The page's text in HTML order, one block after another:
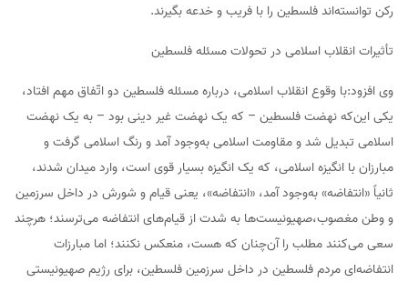
رکن توانسته‌اند فلسطین را با فریب و خدعه بگیرند.
تأثیرات انقلاب اسلامی در تحولات مسئله فلسطین
وی افزود:با وقوع انقلاب اسلامی، درباره مسئله فلسطین دو اتّفاق مهم افتاد،
یکی این‌که نهضت فلسطین – که یک نهضت غیر دینی بود – به یک نهضت
اسلامی تبدیل شد و مقاومت اسلامی به‌وجود آمد و رنگ اسلامی گرفت و
مبارزان با انگیزه اسلامی، که یک انگیزه بسیار قوی است، وارد میدان شدند،
ثانیاً «انتفاضه» به‌وجود آمد، «انتفاضه»، یعنی قیام و شورش در داخل سرزمین
و وطن مغصوب،صهیونیست‌ها به شدت از قیام‌های انتفاضه می‌ترسند؛ هرچند
سعی می‌کنند مطلب را آن‌چنان که هست، منعکس نکنند؛ اما مبارزات
انتفاضه‌ای مردم فلسطین در داخل سرزمین فلسطین، برای رژیم صهیونیستی